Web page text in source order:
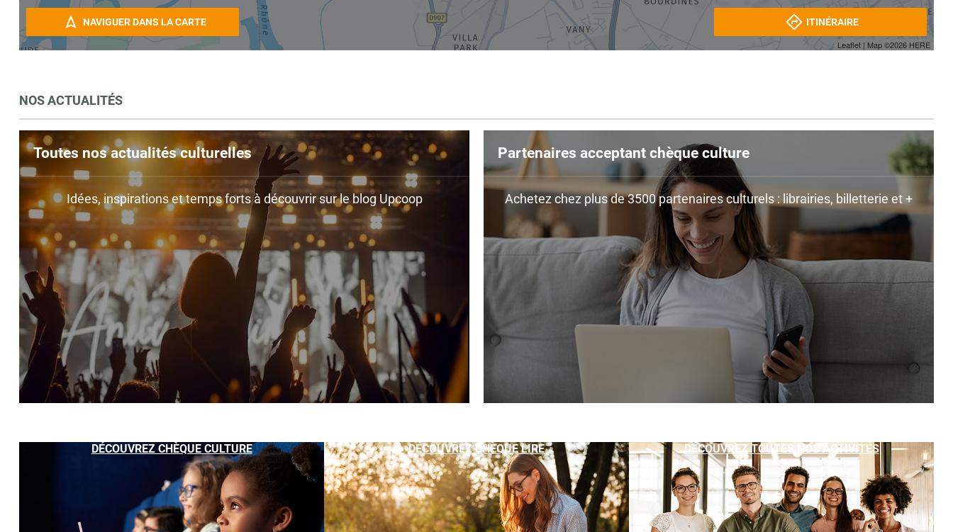
Leaflet | Map ©2026 HERE
NAVIGUER DANS LA CARTE ITINÉRAIRE
NOS ACTUALITÉS
Toutes nos actualités culturelles
Idées, inspirations et temps forts à découvrir sur le blog Upcoop
Partenaires acceptant chèque culture
Achetez chez plus de 3500 partenaires culturels : librairies, billetterie et +
DÉCOUVREZ CHÈQUE CULTURE DÉCOUVREZ CHÈQUE LIRE DÉCOUVREZ TOUTES NOS ACTIVITÉS